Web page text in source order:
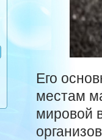
Его
местам
мировой